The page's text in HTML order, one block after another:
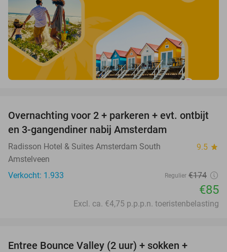
51%
Overnachting voor 2 + parkeren + evt. ontbijt
en 3-gangendiner nabij Amsterdam
Radisson Hotel & Suites Amsterdam South 9.5 star
Amstelveen
Verkocht: 1.933
Regulier €174
€85
Excl. ca. €4,75 p.p.p.n. toeristenbelasting
Entree Bounce Valley (2 uur) + sokken +